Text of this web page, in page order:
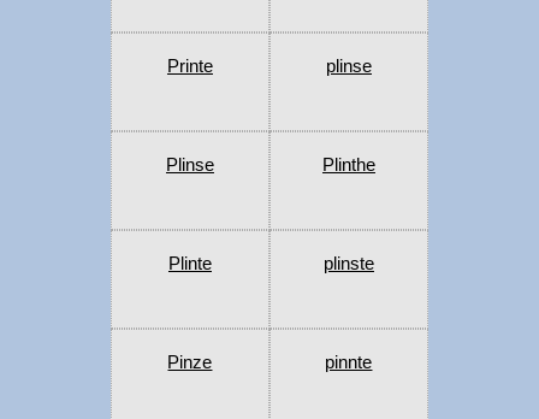
Printe plinse
Plinse Plinthe
Plinte plinste
Pinze pinnte